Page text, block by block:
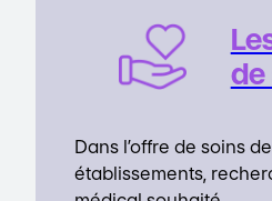
de
Dans l’offre de soins
établissements,